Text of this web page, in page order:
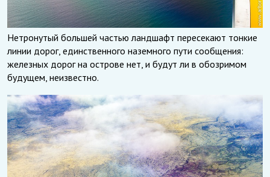
Нетронутый большей частью ландшафт пересекают тонкие
линии дорог, единственного наземного пути сообщения:
железных дорог на острове нет, и будут ли в обозримом
будущем, неизвестно.